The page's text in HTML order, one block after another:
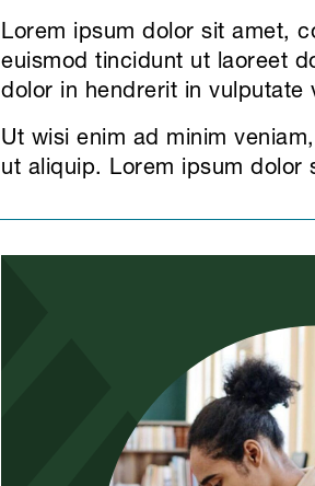
Lorem ipsum dolor sit amet,
euismod tincidunt ut laoreet
dolor in hendrerit in vulputate
Ut wisi enim ad minim
ut aliquip. Lorem ipsum dolor